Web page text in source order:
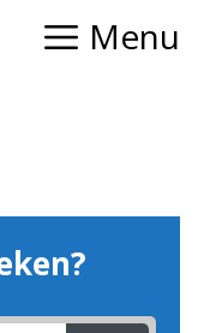
Menu